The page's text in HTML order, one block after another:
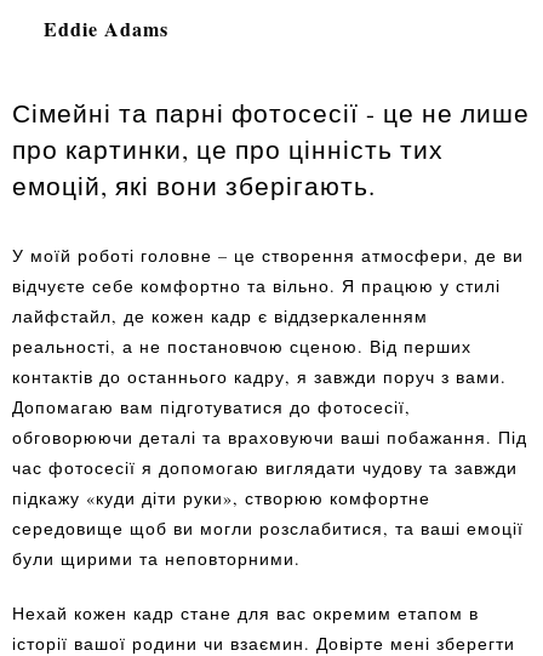
Eddie Adams
Сімейні та парні фотосесії - це не лише
про картинки, це про цінність тих
емоцій, які вони зберігають.
У моїй роботі головне – це створення атмосфери, де ви
відчуєте себе комфортно та вільно. Я працюю у стилі
лайфстайл, де кожен кадр є віддзеркаленням
реальності, а не постановчою сценою. Від перших
контактів до останнього кадру, я завжди поруч з вами.
Допомагаю вам підготуватися до фотосесії,
обговорюючи деталі та враховуючи ваші побажання. Під
час фотосесії я допомогаю виглядати чудову та завжди
підкажу «куди діти руки», створюю комфортне
середовище щоб ви могли розслабитися, та ваші емоції
були щирими та неповторними.
Нехай кожен кадр стане для вас окремим етапом в
історії вашої родини чи взаємин. Довірте мені зберегти